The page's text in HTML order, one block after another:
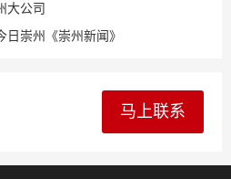
大公司
崇州《崇州新闻》
马上联系